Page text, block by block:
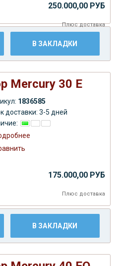
250.000,00 РУБ
Плюсдоставка
В ЗАКЛАДКИ
Mercury 30 E
1836585
доставки: 3-5 дней
175.000,00 РУБ
Плюс доставка
В ЗАКЛАДКИ